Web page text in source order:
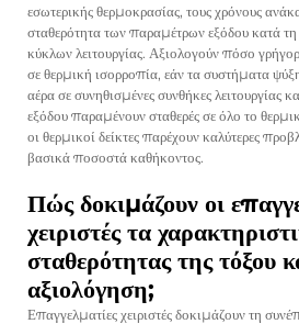
εσωτερικής θερμοκρασίας, τους χρόνους
σταθερότητα των παραμέτρων εξόδου κατά τη
κύκλων λειτουργίας. Αξιολογούν πόσο
σε θερμική ισορροπία, εάν τα συστήματα
αέρα σε συνηθισμένες συνθήκες λειτουργίας
εξόδου παραμένουν σταθερές σε όλο το
οι θερμικοί δείκτες παρέχουν καλύτερες
βασικά ποσοστά καθήκοντος.
Πώς δοκιμάζουν οι
χειριστές τα
σταθερότητας της τόξου
αξιολόγηση;
Επαγγελματίες χειριστές δοκιμάζουν τη